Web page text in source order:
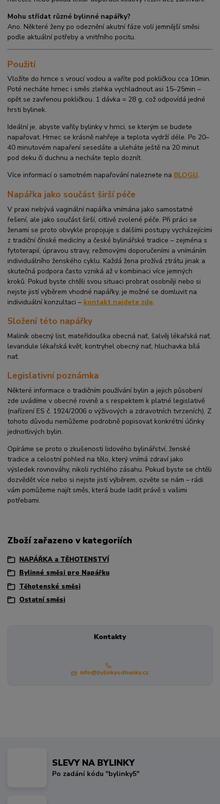
Mohu střídat různé bylinné napářky?
Ano. Některé ženy po odeznění akutní fáze volí jemnější směsi
podle aktuální potřeby a vnitřního pocitu.
Použití
Vložíte do hrnce s vroucí vodou a vaříte pod pokličkou cca 10min.
Poté necháte hrnec i směs zlehka vychladnout asi 15–25min –
opět se zavřenou pokličkou. 1 dávka = 28 g, což odpovídá jedné
hrsti bylinek.
Ideální je, abyste vařily bylinky v hrnci, se kterým se budete
napařovat. Hrnec se krásně nahřeje a teplota vydrží déle. Po 20–
40 minutovém napaření sesedáte a uleháte ještě na 20 minut
pod deku či duchnu a necháte teplo doznít.
Více informací o samotném napařování naleznete na BLOGU.
Napářka jako součást širší péče
V praxi nebývá vaginální napářka vnímána jako samostatné
řešení, ale jako součást širší, citlivě zvolené péče. Při práci se
ženami se proto obvykle propojuje s dalšími postupy vycházejícími
z tradiční čínské medicíny a české bylinářské tradice – zejména s
fytoterapií, úpravou stravy, režimovými doporučeními a vnímáním
individuálního ženského cyklu. Každá žena prožívá ztrátu jinak a
skutečná podpora často vzniká až v kombinaci více jemných
kroků. Pokud byste chtěli svou situaci probrat osobněji nebo si
nejste jistí výběrem vhodné napářky, je možné se domluvit na
individuální konzultaci – kontakt najdete zde.
Složení této napářky
Maliník obecný list, mateřídouška obecná nať, šalvěj lékařská nať,
levandule lékařská květ, kontryhel obecný nať, hluchavka bílá
nať.
Legislativní poznámka
Některé informace o tradičním používání bylin a jejich působení
zde uvádíme v obecné rovině a s respektem k platné legislativě
(nařízení ES č. 1924/2006 o výživových a zdravotních tvrzeních). Z
tohoto důvodu nemůžeme podrobně popisovat konkrétní účinky
jednotlivých bylin.
Opíráme se proto o zkušenosti lidového bylinářství, ženské
tradice a celostní pohled na tělo, který vnímá zdraví jako
výsledek rovnováhy, nikoli rychlého zásahu. Pokud byste se chtěli
dozvědět více nebo si nejste jistí výběrem, ozvěte se nám – rádi
vám pomůžeme najít směs, která bude ladit právě s vašimi
potřebami.
Zboží zařazeno v kategoriích
NAPÁŘKA a TĚHOTENSTVÍ
Bylinné směsi pro Napářku
Těhotenské směsi
Ostatní směsi
Kontakty
info@bylinkyodhanky.cz
SLEVY NA BYLINKY
Po zadání kódu "bylinky5"